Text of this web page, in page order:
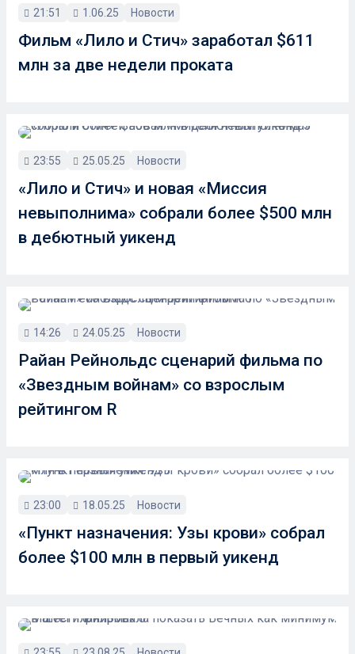
21:51 1.06.25 Новости
Фильм «Лило и Стич» заработал $611
млн за две недели проката
23:55 25.05.25 Новости
«Лило и Стич» и новая «Миссия
невыполнима» собрали более $500 млн
в дебютный уикенд
14:26 24.05.25 Новости
Райан Рейнольдс сценарий фильма по
«Звездным войнам» со взрослым
рейтингом R
23:00 18.05.25 Новости
«Пункт назначения: Узы крови» собрал
более $100 млн в первый уикенд